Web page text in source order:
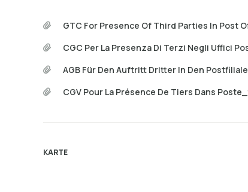
GTC For Presence Of Third Parties In Post
CGC Per La Presenza Di Terzi Negli Uffici
AGB Für Den Auftritt Dritter In Den
CGV Pour La Présence De Tiers Dans
KARTE